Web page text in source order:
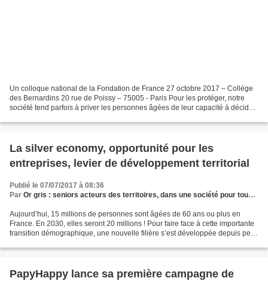
Un colloque national de la Fondation de France 27 octobre 2017 – Collège
des Bernardins 20 rue de Poissy – 75005 - Paris Pour les protéger, notre
société tend parfois à priver les personnes âgées de leur capacité à décider
La silver economy, opportunité pour les
entreprises, levier de développement territorial
Publié le 07/07/2017 à 08:36
Par Or gris : seniors acteurs des territoires, dans une société pour tous les âges
Aujourd’hui, 15 millions de personnes sont âgées de 60 ans ou plus en
France. En 2030, elles seront 20 millions ! Pour faire face à cette importante
transition démographique, une nouvelle filière s’est développée depuis peu
PapyHappy lance sa première campagne de